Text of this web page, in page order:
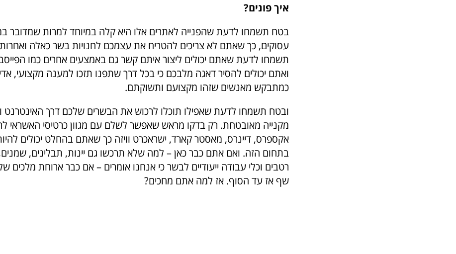
איך פונים?
בטח תשמחו לדעת שהפנייה לאתרים אלו היא קלה במיוחד למרות שמדובר
עסוקים, כך שאתם לא צריכים להטריח את עצמכם לחנויות בשר כאלה
תשמחו לדעת שאתם יכולים ליצור איתם קשר גם באמצעים אחרים כמו
ואתם יכולים להסיר דאגה מלבכם כי בכל דרך שתפנו תזכו למענה מקצועי,
כמתבקש מאנשים שזהו מקצועם ותשוקתם.
ובטח תשמחו לדעת שאפילו תוכלו לרכוש את הבשרים שלכם דרך האינטרנט
מקנייה מאובטחת. רק בדקו מראש שאפשר לשלם עם מגוון כרטיסי האשראי
אקספרס, דיינרס, מאסטר קארד, ישראכרט וויזה כך שאתם בהחלט יכולים
בתחום הזה. ואם אתם כבר כאן – למה שלא תרכשו גם יינות, תבלינים,
רטבים וכלי עבודה ייעודיים לבשר כי אנחנו אומרים – אם כבר ארוחת מלכים
שף אז עד הסוף. אז למה אתם מחכים?